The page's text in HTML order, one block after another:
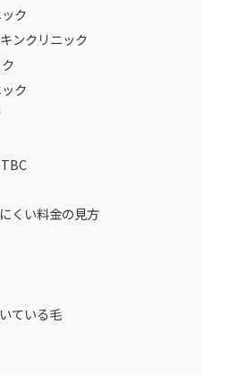
ク
ンクリニック
ク
くい料金の見方
ている毛